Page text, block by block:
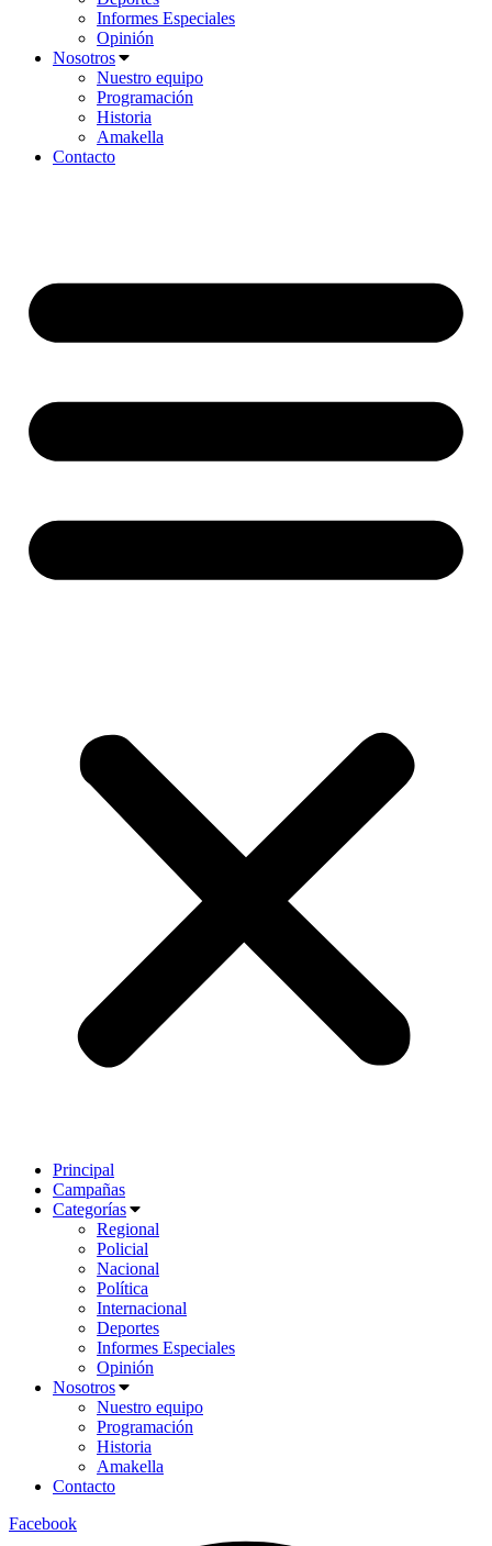
Informes Especiales
Opinión
Nosotros
Nuestro equipo
Programación
Historia
Amakella
Contacto
Principal
Campañas
Categorías
Regional
Policial
Nacional
Política
Internacional
Deportes
Informes Especiales
Opinión
Nosotros
Nuestro equipo
Programación
Historia
Amakella
Contacto
Facebook